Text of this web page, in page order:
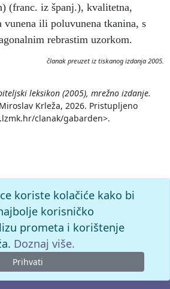
(franc. iz španj.), kvalitetna,
vunena ili poluvunena tkanina, s
rebrastim uzorkom.
članak preuzet iz tiskanog izdanja 2005.
leksikon (2005), mrežno izdanje.
Krleža, 2026. Pristupljeno
clanak/gabarden>.
koriste kolačiće kako bi
korisničko
prometa i korištenje
Doznaj više.
Prihvati
zavodMiroslav Krleža